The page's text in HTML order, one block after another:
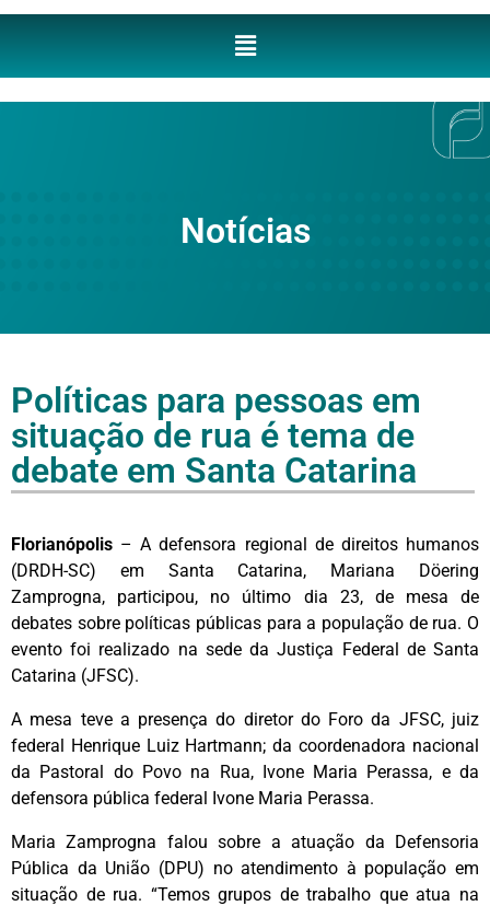
Notícias
Políticas para pessoas em
situação de rua é tema de
debate em Santa Catarina
Florianópolis – A defensora regional de direitos humanos
(DRDH-SC) em Santa Catarina, Mariana Döering
Zamprogna, participou, no último dia 23, de mesa de
debates sobre políticas públicas para a população de rua. O
evento foi realizado na sede da Justiça Federal de Santa
Catarina (JFSC).
A mesa teve a presença do diretor do Foro da JFSC, juiz
federal Henrique Luiz Hartmann; da coordenadora nacional
da Pastoral do Povo na Rua, Ivone Maria Perassa, e da
defensora pública federal Ivone Maria Perassa.
Maria Zamprogna falou sobre a atuação da Defensoria
Pública da União (DPU) no atendimento à população em
situação de rua. “Temos grupos de trabalho que atua na